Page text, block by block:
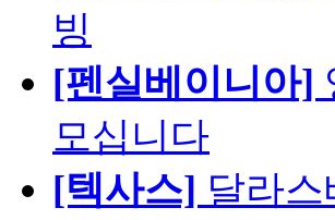
빙
[펜실베이니아]
모십니다
[텍사스] 달라